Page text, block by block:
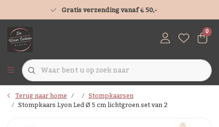
Gratis verzending vanaf € 50,-
0
Terug naar home Stompkaarsen
Stompkaars Lyon Led Ø 5 cm lichtgroen set van 2